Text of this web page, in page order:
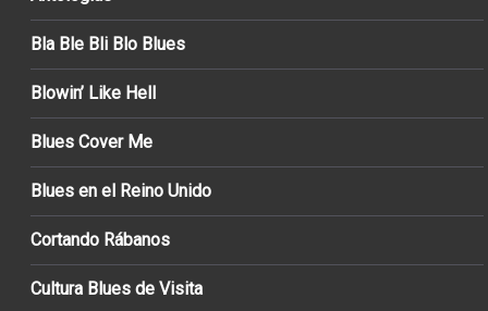
Bla Ble Bli Blo Blues
Blowin’ Like Hell
Blues Cover Me
Blues en el Reino Unido
Cortando Rábanos
Cultura Blues de Visita